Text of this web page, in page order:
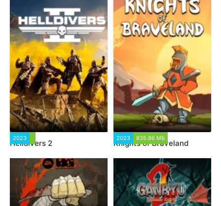
2023
Helldivers 2
2023 835.86 МБ
Knights of Braveland